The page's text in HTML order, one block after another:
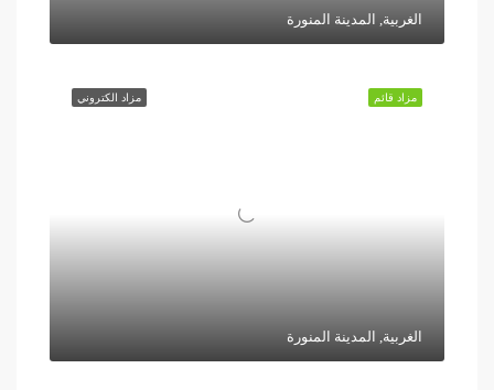
الغربية, المدينة المنورة
مزاد الكتروني مزاد قائم
الغربية, المدينة المنورة